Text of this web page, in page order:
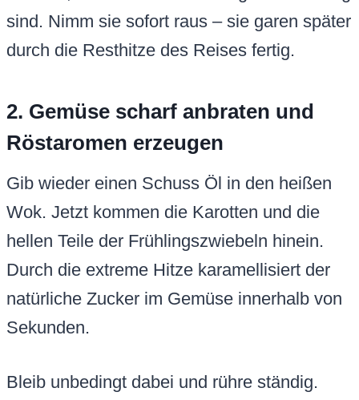
sind. Nimm sie sofort raus – sie garen später
durch die Resthitze des Reises fertig.
2. Gemüse scharf anbraten und
Röstaromen erzeugen
Gib wieder einen Schuss Öl in den heißen
Wok. Jetzt kommen die Karotten und die
hellen Teile der Frühlingszwiebeln hinein.
Durch die extreme Hitze karamellisiert der
natürliche Zucker im Gemüse innerhalb von
Sekunden.
Bleib unbedingt dabei und rühre ständig.